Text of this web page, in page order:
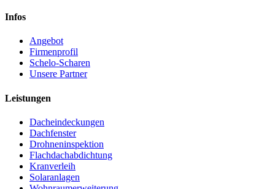
Infos
Angebot
Firmenprofil
Schelo-Scharen
Unsere Partner
Leistungen
Dacheindeckungen
Dachfenster
Drohneninspektion
Flachdachabdichtung
Kranverleih
Solaranlagen